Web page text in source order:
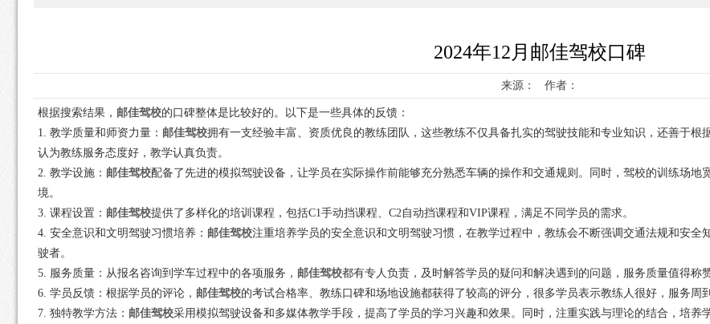
2024年12月邮佳驾校口碑
来源： 作者：
根据搜索结果， 邮佳驾校的口碑整体是比较好的。以下是一些具体的反馈：
1. 教学质量和师资力量： 邮佳驾校拥有一支经验丰富、资质优良的教练团队，这些教练不仅具备扎实的驾驶技能和专业知识，还善于
认为教练服务态度好，教学认真负责。
2. 教学设施： 邮佳驾校配备了先进的模拟驾驶设备，让学员在实际操作前能够充分熟悉车辆的操作和交通规则。同时，驾校的训练场
境。
3. 课程设置： 邮佳驾校提供了多样化的培训课程，包括C1手动挡课程、C2自动挡课程和VIP课程，满足不同学员的需求。
4. 安全意识和文明驾驶习惯培养： 邮佳驾校注重培养学员的安全意识和文明驾驶习惯，在教学过程中，教练会不断强调交通法规和安
驶者。
5. 服务质量：从报名咨询到学车过程中的各项服务， 邮佳驾校都有专人负责，及时解答学员的疑问和解决遇到的问题，服务质量值得称赞
6. 学员反馈：根据学员的评论， 邮佳驾校的考试合格率、教练口碑和场地设施都获得了较高的评分，很多学员表示教练人很好，服务周
7. 独特教学方法： 邮佳驾校采用模拟驾驶设备和多媒体教学手段，提高了学员的学习兴趣和效果。同时，注重实践与理论的结合，培养